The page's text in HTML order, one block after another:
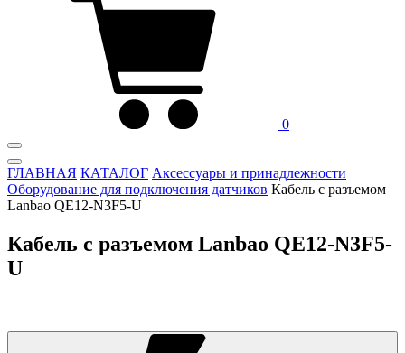
0
ГЛАВНАЯ КАТАЛОГ Аксессуары и принадлежности
Оборудование для подключения датчиков Кабель с разъемом
Lanbao QE12-N3F5-U
Кабель с разъемом Lanbao QE12-N3F5-
U